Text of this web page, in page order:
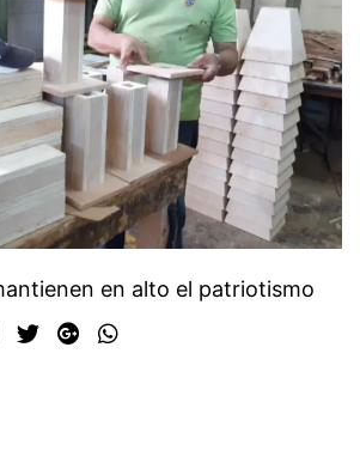
en alto el patriotismo